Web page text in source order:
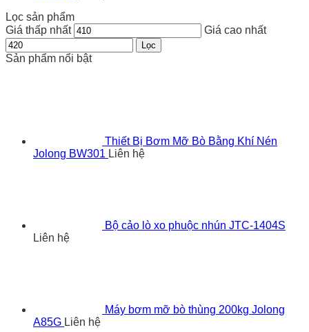
Lọc sản phẩm
Giá thấp nhất
Giá cao nhất
Lọc
Sản phẩm nổi bật
Thiết Bị Bơm Mỡ Bò Bằng Khí Nén
Jolong BW301 Liên hệ
Bộ cảo lò xo phuộc nhún JTC-1404S
Liên hệ
Máy bơm mỡ bò thùng 200kg Jolong
A85G Liên hệ